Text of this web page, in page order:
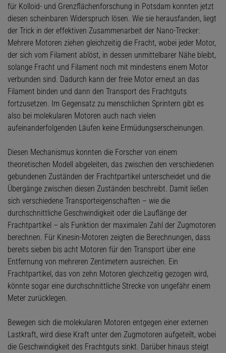
für Kolloid- und Grenzflächenforschung in Potsdam konnten jetzt
diesen scheinbaren Widerspruch lösen. Wie sie herausfanden, liegt
der Trick in der effektiven Zusammenarbeit der Nano-Trecker:
Mehrere Motoren ziehen gleichzeitig die Fracht, wobei jeder Motor,
der sich vom Filament ablöst, in dessen unmittelbarer Nähe bleibt,
solange Fracht und Filament noch mit mindestens einem Motor
verbunden sind. Dadurch kann der freie Motor erneut an das
Filament binden und dann den Transport des Frachtguts
fortzusetzen. Im Gegensatz zu menschlichen Sprintern gibt es
also bei molekularen Motoren auch nach vielen
aufeinanderfolgenden Läufen keine Ermüdungserscheinungen.
Diesen Mechanismus konnten die Forscher von einem
theoretischen Modell abgeleiten, das zwischen den verschiedenen
gebundenen Zuständen der Frachtpartikel unterscheidet und die
Übergänge zwischen diesen Zuständen beschreibt. Damit ließen
sich verschiedene Transporteigenschaften – wie die
durchschnittliche Geschwindigkeit oder die Lauflänge der
Frachtpartikel – als Funktion der maximalen Zahl der Zugmotoren
berechnen. Für Kinesin-Motoren zeigten die Berechnungen, dass
bereits sieben bis acht Motoren für den Transport über eine
Entfernung von mehreren Zentimetern ausreichen. Ein
Frachtpartikel, das von zehn Motoren gleichzeitig gezogen wird,
könnte sogar eine durchschnittliche Strecke von ungefähr einem
Meter zurücklegen.
Bewegen sich die molekularen Motoren entgegen einer externen
Lastkraft, wird diese Kraft unter den Zugmotoren aufgeteilt, wobei
die Geschwindigkeit des Frachtguts sinkt. Darüber hinaus steigt